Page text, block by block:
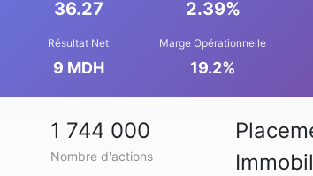
36.27 2.39%
Résultat Net
9 MDH
Marge Opérationnelle
19.2%
1 744 000
Nombre d'actions